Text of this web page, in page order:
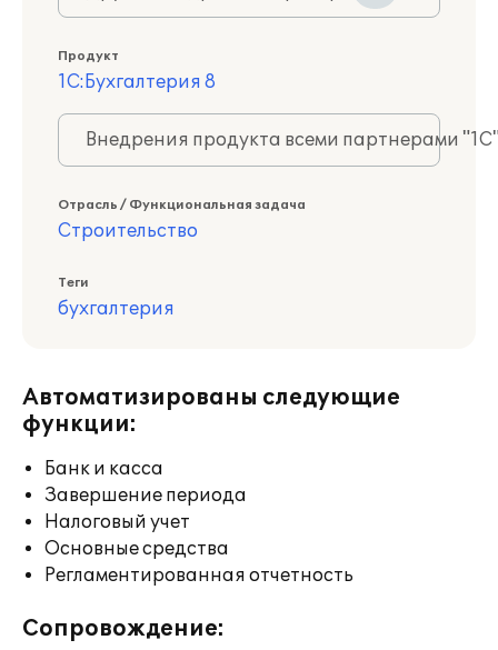
Продукт
1С:Бухгалтерия 8
Внедрения продукта всеми партнерами
Отрасль / Функциональная задача
Строительство
Теги
бухгалтерия
Автоматизированы следующие
функции:
Банк и касса
Завершение периода
Налоговый учет
Основные средства
Регламентированная отчетность
Сопровождение: